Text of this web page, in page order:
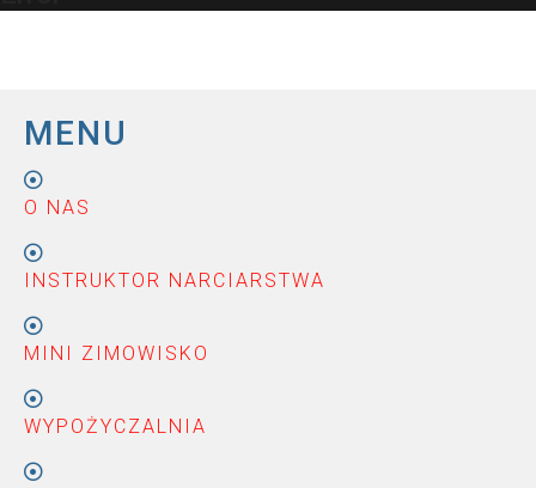
MENU
O NAS
INSTRUKTOR NARCIARSTWA
MINI ZIMOWISKO
WYPOŻYCZALNIA